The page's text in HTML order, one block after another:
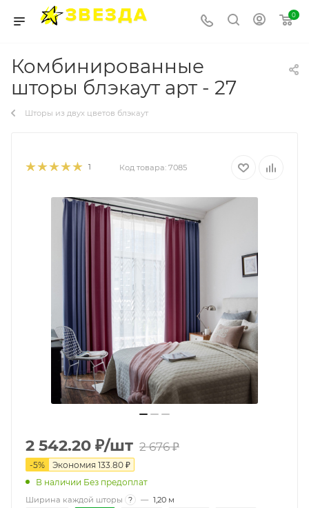
0
Комбинированные
шторы блэкаут арт - 27
Шторы из двух цветов блэкаут
1 Код товара: 7085
2 542.20 ₽/шт 2 676₽
-5% Экономия 133.80 ₽
В наличии Без предоплат
Ширина каждой шторы ? — 1,20 м